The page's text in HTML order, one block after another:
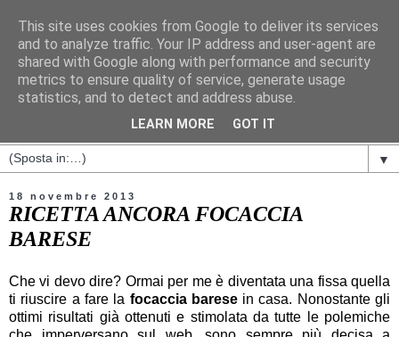
▼
18 novembre 2013
RICETTA ANCORA FOCACCIA
BARESE
Che vi devo dire? Ormai per me è diventata una fissa quella
ti riuscire a fare la focaccia baresein casa. Nonostante gli
ottimi risultati già ottenuti e stimolata da tutte le polemiche
This site uses cookies from Google to deliver its services
and to analyze traffic. Your IP address and user-agent are
shared with Google along with performance and security
metrics to ensure quality of service, generate usage
statistics, and to detect and address abuse.
LEARN MORE GOT IT